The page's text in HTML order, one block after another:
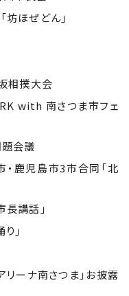
ほぜどん」
相撲大会
with 南さつま市フェ
会議
鹿児島市3市合同「北
講話」
」
ーナ南さつま」お披露